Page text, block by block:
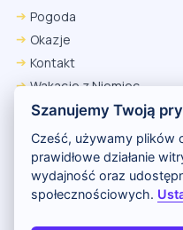
Pogoda
Okazje
Kontakt
Wakacje z Niemiec
Polityka Prywatności
Wakacje w Egipcie
Rankingi hoteli
Szanujemy Twoją
Cześć, używamy plików
prawidłowe działanie
wydajność oraz
społecznościowych.